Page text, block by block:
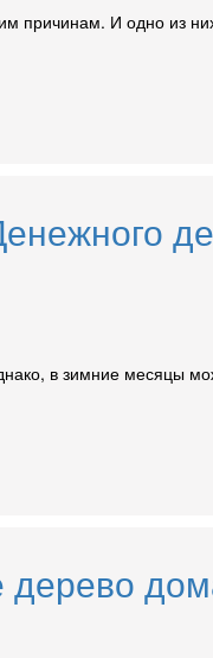
причинам. И одно из
в зимние месяцы